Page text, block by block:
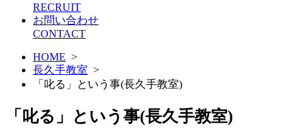
RECRUIT
お問い合わせ
CONTACT
HOME >
長久手教室 >
「叱る」という事(長久手教室)
「叱る」という事(長久手教室)